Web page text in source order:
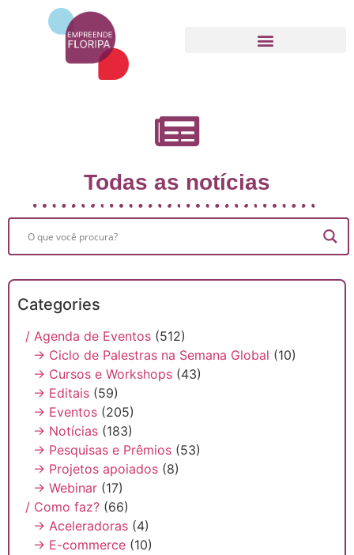
Todas as notícias
Categories
/ Agenda de Eventos (512)
→ Ciclo de Palestras na Semana Global (10)
→ Cursos e Workshops (43)
→ Editais (59)
→ Eventos (205)
→ Notícias (183)
→ Pesquisas e Prêmios (53)
→ Projetos apoiados (8)
→ Webinar (17)
/ Como faz? (66)
→ Aceleradoras (4)
→ E-commerce (10)